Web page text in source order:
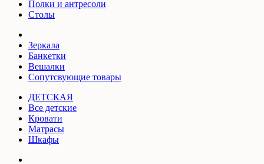
Полки и антресоли
Столы
Зеркала
Банкетки
Вешалки
Сопутсвующие товары
ДЕТСКАЯ
Все детские
Кровати
Матрасы
Шкафы